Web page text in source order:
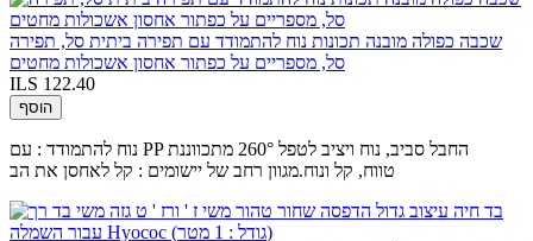
שכבה כפולה מובנה תכונות נוח להתמודד עם תפירה ביתית סל, תפירה
סל, מספריים על כפתור אחסון אשכולות מחטים
ILS 122.40
הוסף
נוח להתמודד : עם PP החבל סביב, נוח ויציב לטפל 260° מתכווננת
טווח, קל ונוח.מגוון רחב של יישומים : קל לאחסן את הב